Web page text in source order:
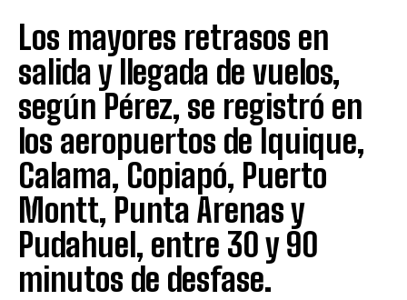
Los mayores retrasos en
salida y llegada de vuelos,
según Pérez, se registró en
los aeropuertos de Iquique,
Calama, Copiapó, Puerto
Montt, Punta Arenas y
Pudahuel, entre 30 y 90
minutos de desfase.